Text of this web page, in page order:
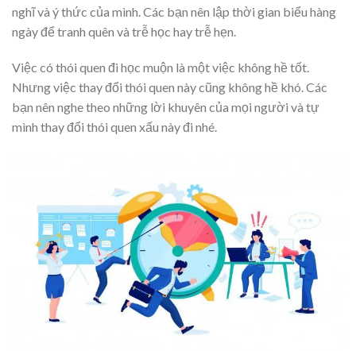
nghĩ và ý thức của mình. Các bạn nên lập thời gian biểu hàng
ngày để tranh quên và trễ học hay trễ hẹn.
Việc có thói quen đi học muộn là một việc không hề tốt.
Nhưng việc thay đổi thói quen này cũng không hề khó. Các
bạn nên nghe theo những lời khuyên của mọi người và tự
mình thay đổi thói quen xấu này đi nhé.